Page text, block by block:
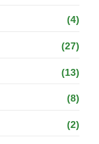
(4)
(27)
(13)
(8)
(2)